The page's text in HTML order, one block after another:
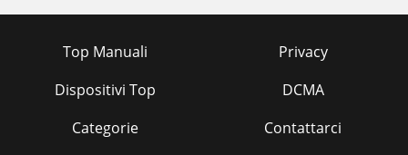
Top Manuali
Dispositivi Top
Categorie
Privacy
DCMA
Contattarci